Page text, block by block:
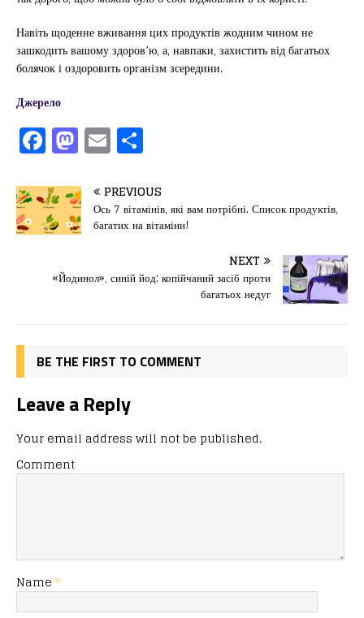
Навіть щоденне вживання цих продуктів жодним чином не
зашкодить вашому здоров’ю, а, навпаки, захистить від багатьох
болячок і оздоровить організм зсередини.
Джерело
F
a
c
e
b
o
o
M
a
st
o
d
o
n
E
m
ai
l
іл
и
т
ис
я
PREVIOUS
Ось 7 вітамінів, які вам потрібні. Список продуктів,
багатих на вітаміни!
NEXT
«Йодинол», синій йод: копійчаний засіб проти
багатьох недуг
BE THE FIRST TO COMMENT
Leave a Reply
Your email address will not be published.
Comment
Name *